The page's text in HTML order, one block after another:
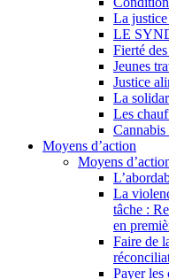
La
LE
Fierté
Jeunes
Justice
La
Les
Cannabis
Moyens d’action
Moyens
La
tâche :
en
Faire de
Payer les